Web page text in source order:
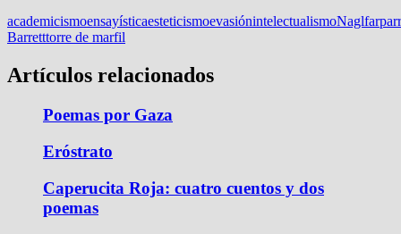
academicismoensayísticaesteticismoevasiónintelectualismoNaglfar
Barretttorre de marfil
Artículos relacionados
Poemas por Gaza
Eróstrato
Caperucita Roja: cuatro cuentos y dos
poemas